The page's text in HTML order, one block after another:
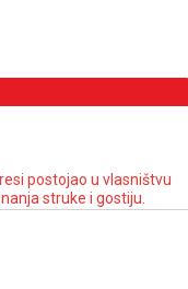
postojao u vlasništvu
struke i gostiju.